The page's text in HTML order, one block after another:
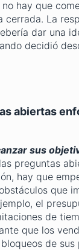
hay que
cerrada. La
dar una
decidió
abiertas
sus
preguntas
hay que
que
el
de
que los
de sus